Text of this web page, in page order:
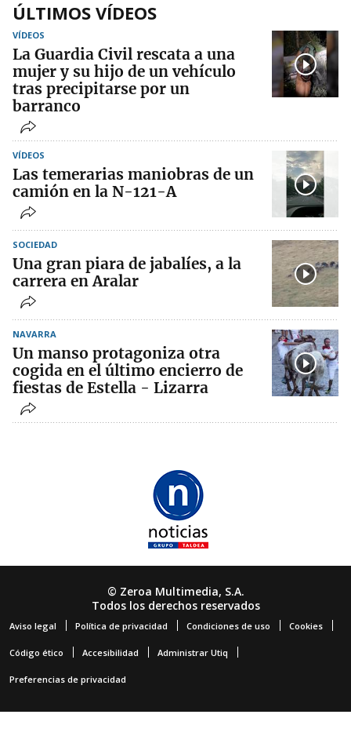
ÚLTIMOS VÍDEOS
VÍDEOS
La Guardia Civil rescata a una
mujer y su hijo de un vehículo
tras precipitarse por un
barranco
VÍDEOS
Las temerarias maniobras de un
camión en la N-121-A
SOCIEDAD
Una gran piara de jabalíes, a la
carrera en Aralar
NAVARRA
Un manso protagoniza otra
cogida en el último encierro de
fiestas de Estella - Lizarra
© Zeroa Multimedia, S.A.
Todos los derechos reservados
Aviso legal Política de privacidad Condiciones de uso Cookies
Código ético Accesibilidad Administrar Utiq
Preferencias de privacidad